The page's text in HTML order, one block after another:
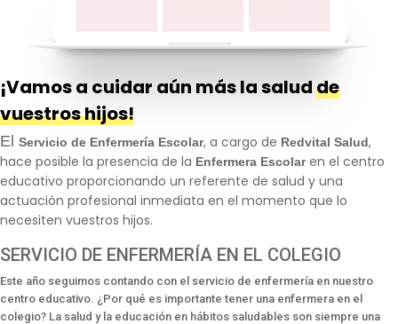
¡Vamos a cuidar aún más la saludde
vuestros hijos!
El Servicio de Enfermería Escolar, a cargo de Redvital Salud,
hace posible la presencia de la Enfermera Escolaren el centro
educativo proporcionando un referente de salud y una
actuación profesional inmediata en el momento que lo
necesiten vuestros hijos.
SERVICIO DE ENFERMERÍA EN EL COLEGIO
Este año seguimos contando con el servicio de enfermería en nuestro
centro educativo. ¿Por qué es importante tener una enfermera en el
colegio? La salud y la educación en hábitos saludables son siempre una